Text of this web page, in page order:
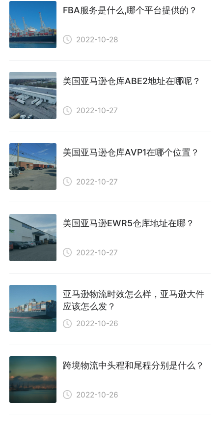
FBA服务是什么,哪个平台提供的？
2022-10-28
美国亚马逊仓库ABE2地址在哪呢？
2022-10-27
美国亚马逊仓库AVP1在哪个位置？
2022-10-27
美国亚马逊EWR5仓库地址在哪？
2022-10-27
亚马逊物流时效怎么样，亚马逊大件
应该怎么发？
2022-10-26
跨境物流中头程和尾程分别是什么？
2022-10-26